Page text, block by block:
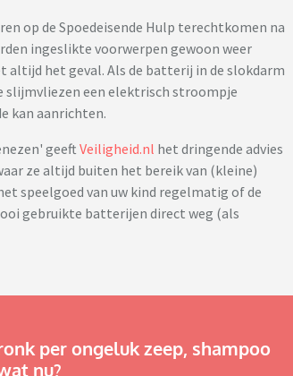
op de Spoedeisende Hulp terechtkomen na
ingeslikte voorwerpen gewoon weer
het geval. Als de batterij in de slokdarm
slijmvliezen een elektrisch stroompje
kan aanrichten.
geeftVeiligheid.nl het dringende advies
ze altijd buiten het bereik van (kleine)
speelgoed van uw kind regelmatig of de
gebruikte batterijen direct weg (als
per ongeluk zeep, shampoo
nu?